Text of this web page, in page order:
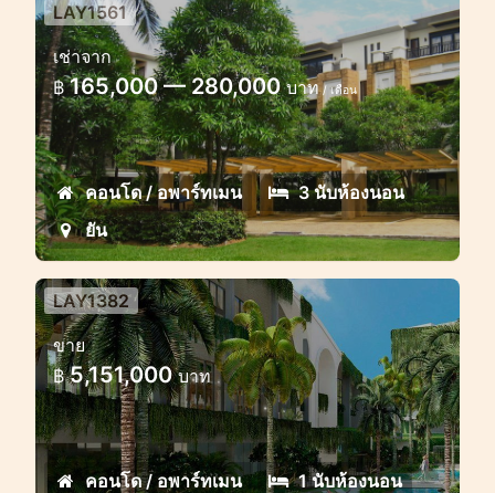
อพาร์ทเมนต์ ชมตะวัน 3 ห้องนอน
อพาร์ทเมนท์ขนาดใหญ่ที่ดีเยี่ยมในระยะที่
สามารถเดินไปยังหาดลายันได้
LAY1561
เช่าจาก
฿ 165,000 — 280,000บาท/ เดือน
คอนโด / อพาร์ทเมน
3 นับห้องนอน
ยัน
โครงการลายันนิวอีโคคอนโด
โครงการคอนโดมิเนียมสีเขียวใหม่ในลายัน
LAY1382
ขาย
฿ 5,151,000บาท
คอนโด / อพาร์ทเมน
1 นับห้องนอน